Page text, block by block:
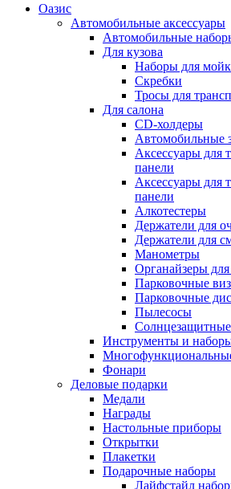
Оазис
Автомобильные аксессуары
Автомобильные
Для кузова
Наборы для
Скребки
Тросы для
Для салона
CD-холдеры
Автомобильные
Аксессуары для
панели
Аксессуары для
панели
Алкотестеры
Держатели для
Держатели для
Манометры
Органайзеры для
Парковочные
Парковочные
Пылесосы
Инструменты и
Фонари
Деловые подарки
Медали
Награды
Настольные приборы
Открытки
Плакетки
Подарочные наборы
Лайфстайл